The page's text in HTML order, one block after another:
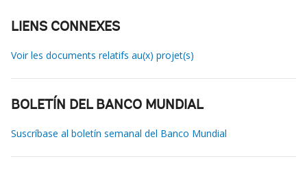
LIENS CONNEXES
Voir les documents relatifs au(x) projet(s)
BOLETÍN DEL BANCO MUNDIAL
Suscríbase al boletín semanal del Banco Mundial